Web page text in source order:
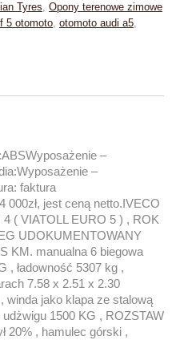
Tyres, Opony terenowe zimowe
5 otomoto, otomoto audi a5,
–
–
faktura
000zł, jest ceną netto.IVECO
( VIATOLL EURO 5 ) , ROK
UDOKUMENTOWANY
KM. manualna 6 biegowa
, ładowność 5307 kg ,
7.58 x 2.51 x 2.30
winda jako klapa ze stalową
1500 KG , ROZSTAW
20% , hamulec górski ,